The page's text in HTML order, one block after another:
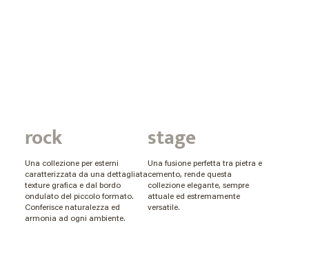
Una collezione per esterni
caratterizzata da una dettagliata
texture grafica e dal bordo
ondulato del piccolo formato.
Conferisce naturalezza ed
armonia ad ogni ambiente.
rock
Una fusione perfetta tra pietra e
cemento, rende questa
collezione elegante, sempre
attuale ed estremamente
versatile.
stage